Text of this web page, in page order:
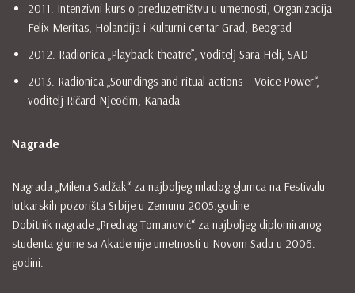
2011. Intenzivni kurs o preduzetništvu u umetnosti, Organizacija
Felix Meritas, Holandija i Kulturni centar Grad, Beograd
2012. Radionica „Playback theatre”, voditelj Sara Heli, SAD
2013. Radionica „Soundings and ritual actions – Voice Power“,
voditelj Ričard Njeočim, Kanada
Nagrade
Nagrada „Milena Sadžak“ za najboljeg mladog glumca na Festivalu
lutkarskih pozorišta Srbije u Zemunu 2005.godine
Dobitnik nagrade „Predrag Tomanović“ za najboljeg diplomiranog
studenta glume sa Akademije umetnosti u Novom Sadu u 2006.
godini.